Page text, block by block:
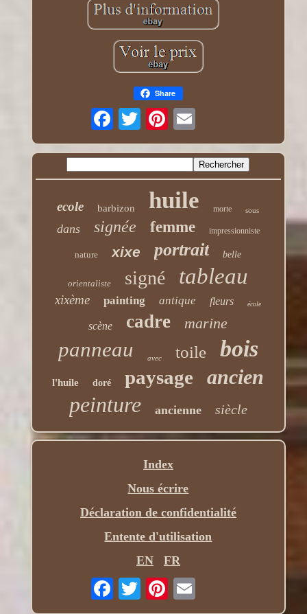
Share
ecole barbizon huile morte sous
dans signée femme impressionniste
nature xixe portrait belle
orientaliste signé tableau
xixème painting antique fleurs école
scène cadre marine
panneau avec toile bois
l'huile doré paysage ancien
peinture ancienne siècle
Index
Nous écrire
Déclaration de confidentialité
Entente d'utilisation
EN
FR